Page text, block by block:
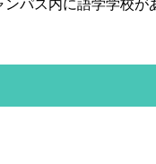
パス内に語学学校